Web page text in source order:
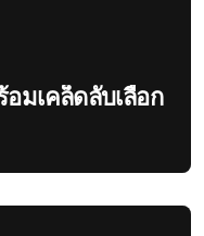
อมเคล็ดลับเลือก